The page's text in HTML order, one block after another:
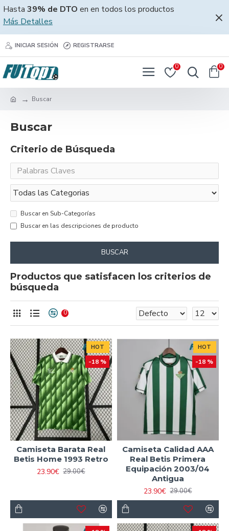
Hasta 39% de DTO en en todos los productos
Más Detalles
INICIAR SESIÓN REGISTRARSE
0 0
Buscar
Buscar
Criterio de Búsqueda
Buscar en Sub-Categorías
Buscar en las descripciones de producto
BUSCAR
Productos que satisfacen los criterios de
búsqueda
0
HOT
-18 %
Camiseta Barata Real
Betis Home 1993 Retro
23.90€ 29.00€
HOT
-18 %
Camiseta Calidad AAA
Real Betis Primera
Equipación 2003/04
Antigua
23.90€ 29.00€